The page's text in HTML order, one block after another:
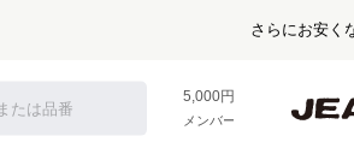
さらにお安くなりました！モアセール開催！対象
5,000円以上お買い上げで
メンバー登録でお得な情報